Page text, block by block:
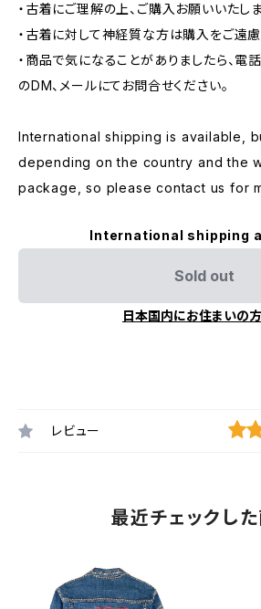
・古着にご理解の上、ご購入お願いいたしま
・古着に対して神経質な方は購入をご遠慮
・商品で気になることがありましたら、電
のDM、メールにてお問合せください。
International shipping is available,
depending on the country and the
package, so please contact us for
International shipping
Sold out
日本国内にお住まいの
レビュー
最近チェックし